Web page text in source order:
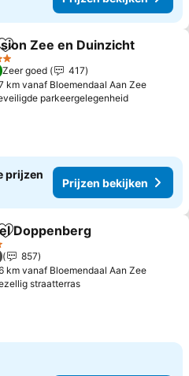
Toevoegen aan favorieten
Zee en Duinzicht
Zeer goed
417
km vanaf Bloemendaal Aan Zee
parkeergelegenheid
prijzen
Prijzen bekijken
Toevoegen aan favorieten
Doppenberg
857
km vanaf Bloemendaal Aan Zee
straatterras